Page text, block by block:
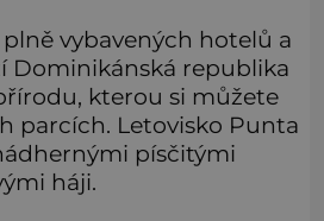
vybavených hotelů a
Dominikánská republika
kterou si můžete
parcích. Letovisko Punta
písčitými
háji.